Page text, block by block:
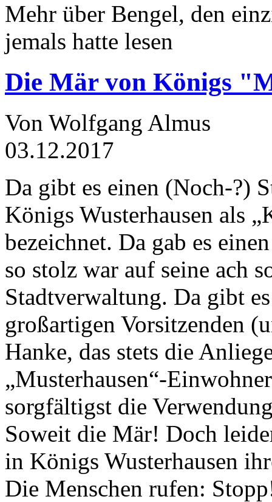
Mehr über Bengel, den
jemals hatte lesen
Die Mär von Königs
Von Wolfgang Almus
03.12.2017
Da gibt es einen (Noch-?)
Königs Wusterhausen als
bezeichnet. Da gab es
so stolz war auf seine ach
Stadtverwaltung. Da gibt
großartigen Vorsitzenden
Hanke, das stets die
„Musterhausen“-
sorgfältigst die
Soweit die Mär! Doch
in Königs Wusterhausen
Die Menschen rufen: